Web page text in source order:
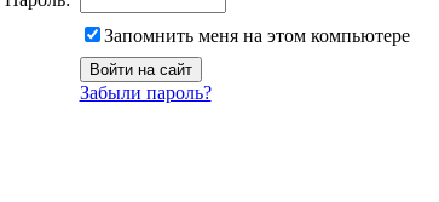
Запомнить меня на этом компьютере
Забыли пароль?